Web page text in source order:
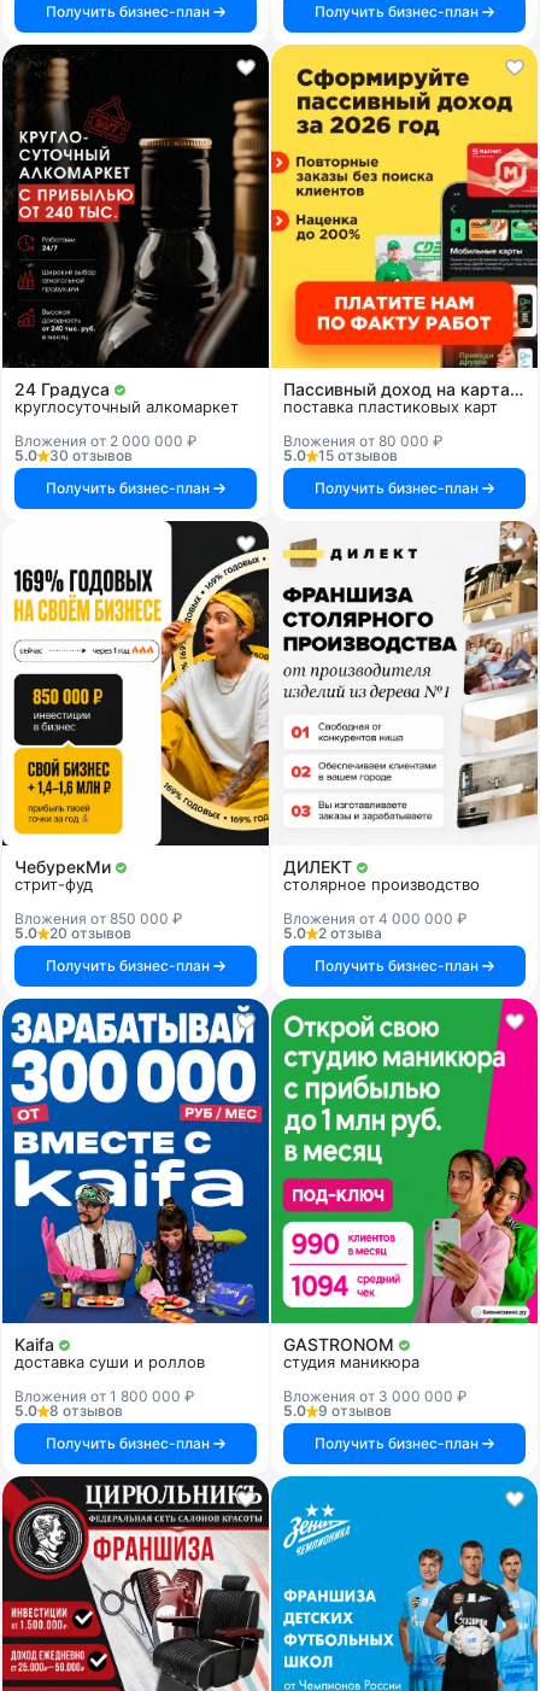
Получить бизнес-план
Получить бизнес-план
24 Градуса
круглосуточный алкомаркет
Вложения от 2 000 000 ₽
5.0
30 отзывов
Получить бизнес-план
Пассивный доход на картах и системах
поставка пластиковых карт
Вложения от 80 000 ₽
5.0
15 отзывов
Получить бизнес-план
ЧебурекМи
стрит-фуд
Вложения от 850 000 ₽
5.0
20 отзывов
Получить бизнес-план
ДИЛЕКТ
столярное производство
Вложения от 4 000 000 ₽
5.0
2 отзыва
Получить бизнес-план
Kaifa
доставка суши и роллов
Вложения от 1 800 000 ₽
5.0
8 отзывов
Получить бизнес-план
GASTRONOM
студия маникюра
Вложения от 3 000 000 ₽
5.0
9 отзывов
Получить бизнес-план